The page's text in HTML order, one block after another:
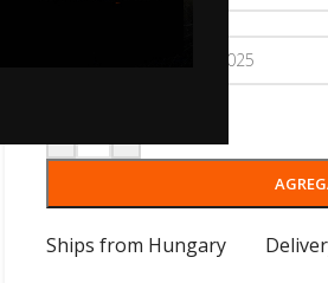
Ships from Hungary